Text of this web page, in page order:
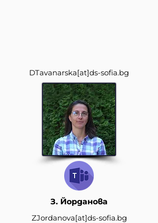
DTavanarska[at]ds-sofia.bg
З. Йорданова
ZJordanova[at]ds-sofia.bg